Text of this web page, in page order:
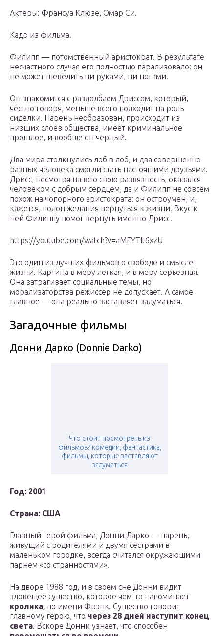
Актеры: Франсуа Клюзе, Омар Си.
Кадр из фильма.
Филипп — потомственный аристократ. В результате
несчастного случая его полностью парализовало: он
не может шевелить ни руками, ни ногами.
Он знакомится с раздолбаем Дриссом, который,
честно говоря, меньше всего подходит на роль
сиделки. Парень необразован, происходит из
низших слоев общества, имеет криминальное
прошлое, и вообще он черный.
Два мира столкнулись лоб в лоб, и два совершенно
разных человека смогли стать настоящими друзьями.
Дрисс, несмотря на всю свою развязность, оказался
человеком с добрым сердцем, да и Филипп не совсем
похож на чопорного аристократа: он остроумен, и,
кажется, полон желания вернуться к жизни. Вкус к
ней Филиппу помог вернуть именно Дрисс.
https://youtube.com/watch?v=aMEYTIt6xzU
Это один из лучших фильмов о свободе и смысле
жизни. Картина в меру легкая, и в меру серьезная.
Она затрагивает социальные темы, но
морализаторства режиссер не допускает. А самое
главное — она реально заставляет задуматься.
Загадочные фильмы
Донни Дарко (Donnie Darko)
Что стоит посмотреть из
фильмов? комедии, фантастика,
фильмы, которые заставляют
задуматься
Год: 2001
Страна: США
Главный герой фильма, Донни Дарко — парень,
живущий с родителями и двумя сестрами в
маленьком городке, всегда считался окружающими
парнем «со странностями».
На дворе 1988 год, и в своем сне Донни видит
зловещее существо, которое чем-то напоминает
кролика, по имени Фрэнк. Существо говорит
главному герою, что через 28 дней наступит конец
света. Вскоре Донни узнает, что способен